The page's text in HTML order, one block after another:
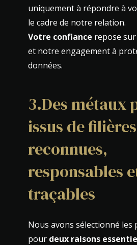
uniquement à répondre à
le cadre de notre relation.
Votre confiance repose
et notre engagement à
données.
3.Des métaux
issus de filières
reconnues,
responsables
traçables
Nous avons sélectionné
pour deux raisons